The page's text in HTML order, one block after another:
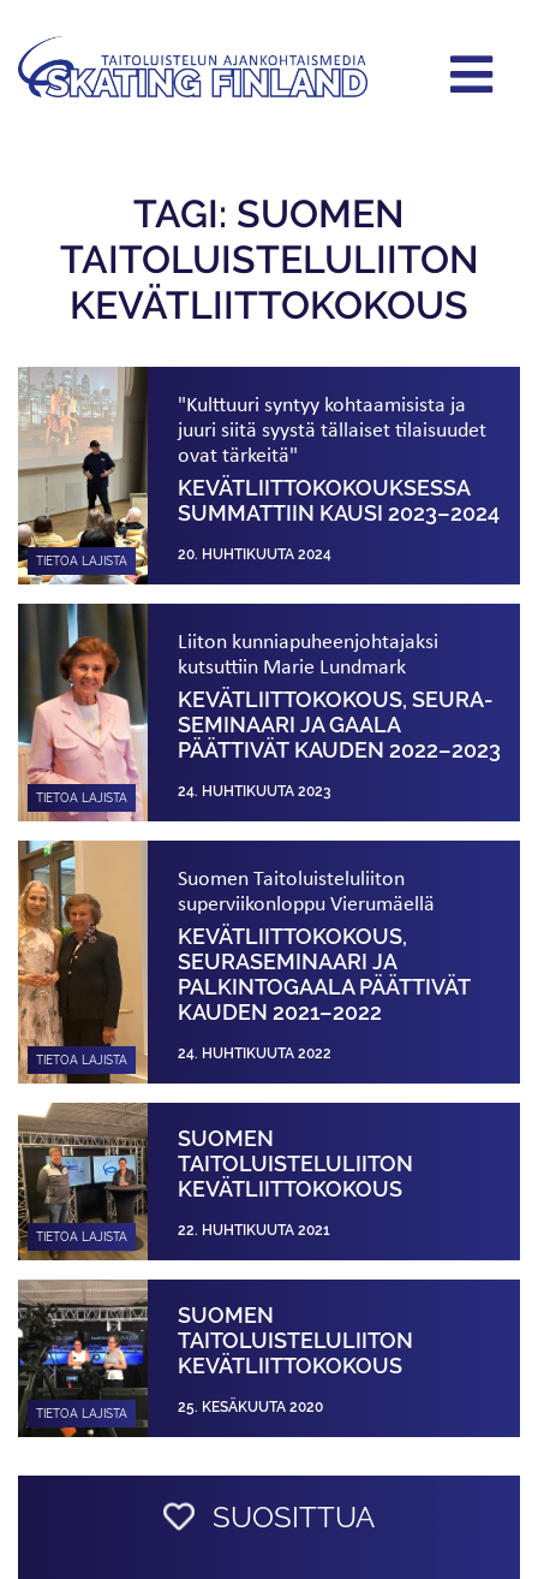
TAGI: SUOMEN
TAITOLUISTELULIITON
KEVÄTLIITTOKOKOUS
TIETOA LAJISTA
"Kulttuuri syntyy kohtaamisista ja
juuri siitä syystä tällaiset tilaisuudet
ovat tärkeitä"
KEVÄTLIITTOKOKOUKSESSA
SUMMATTIIN KAUSI 2023–2024
20. HUHTIKUUTA 2024
TIETOA LAJISTA
Liiton kunnia­puheenjohtajaksi
kutsuttiin Marie Lundmark
KEVÄT­LIITTOKOKOUS, SEURA­
SEMINAARI JA GAALA
PÄÄTTIVÄT KAUDEN 2022–2023
24. HUHTIKUUTA 2023
TIETOA LAJISTA
Suomen Taitoluisteluliiton
superviikonloppu Vierumäellä
KEVÄTLIITTOKOKOUS,
SEURASEMINAARI JA
PALKINTOGAALA PÄÄTTIVÄT
KAUDEN 2021–2022
24. HUHTIKUUTA 2022
TIETOA LAJISTA
SUOMEN
TAITOLUISTELULIITON
KEVÄTLIITTOKOKOUS
22. HUHTIKUUTA 2021
TIETOA LAJISTA
SUOMEN
TAITOLUISTELULIITON
KEVÄTLIITTOKOKOUS
25. KESÄKUUTA 2020
SUOSITTUA